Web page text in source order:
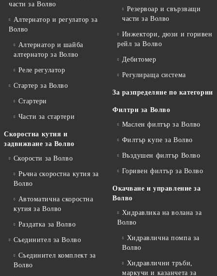
части за Волво
Алтернатор и регулатор за
Волво
Алтернатор и шайба
алтернатор за Волво
Реле регулатор
Стартер за Волво
Стартери
Части за стартери
Скоростна кутия и
задвижване за Волво
Скорости за Волво
Ръчна скоростна кутия за
Волво
Автоматична скоростна
кутия за Волво
Раздатка за Волво
Съединител за Волво
Съединител комплект за
Волво
Резервоар и свързващи
части за Волво
Инжектори, дюзи и горивен
рейл за Волво
Дебитомер
Регулираща система
За разпределяне по категории
Филтри за Волво
Маслен филтър за Волво
Филтър купе за Волво
Въздушен филтър Волво
Горивен филтър за Волво
Окачване и управление за
Волво
Хидравлика на волана за
Волво
Хидравлична помпа за
Волво
Хидравлични тръби,
маркучи и казанчета за